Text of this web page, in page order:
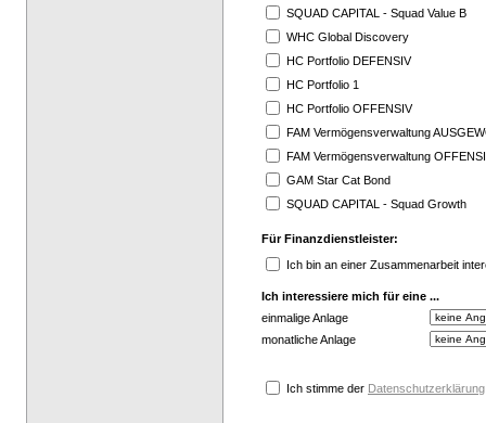
SQUAD CAPITAL - Squad Value B
WHC Global Discovery
HC Portfolio DEFENSIV
HC Portfolio 1
HC Portfolio OFFENSIV
FAM Vermögensverwaltung
FAM Vermögensverwaltung
GAM Star Cat Bond
SQUAD CAPITAL - Squad Growth
Für Finanzdienstleister:
Ich bin an einer Zusammenarbeit
Ich interessiere mich für eine ...
einmalige Anlage
monatliche Anlage
Ich stimme der Datenschutzerklärung